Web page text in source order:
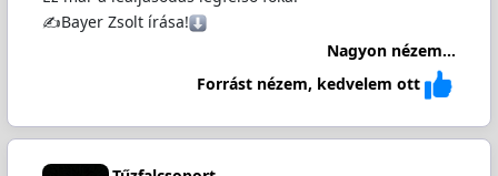
✍️Bayer Zsolt írása!
Nagyon nézem...
Forrást nézem, kedvelem ott